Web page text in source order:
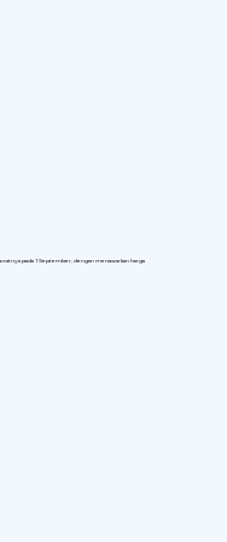
pada 1 September, dengan menawarkan harga